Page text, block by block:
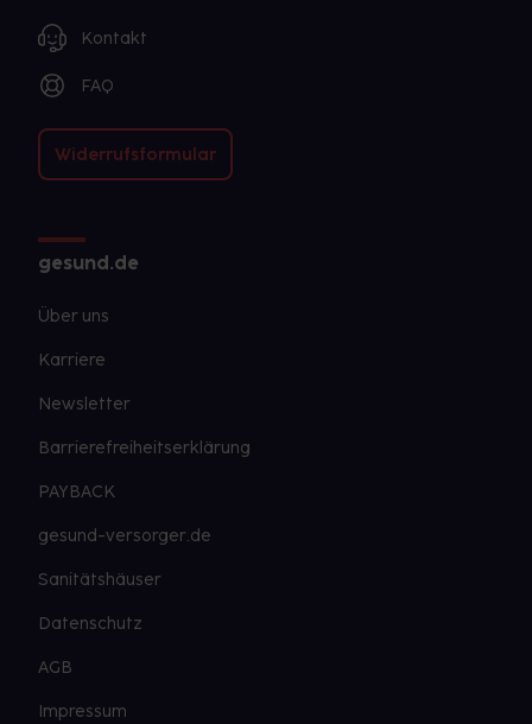
Kontakt
FAQ
Widerrufsformular
gesund.de
Über uns
Karriere
Newsletter
Barrierefreiheitserklärung
PAYBACK
gesund-versorger.de
Sanitätshäuser
Datenschutz
AGB
Impressum